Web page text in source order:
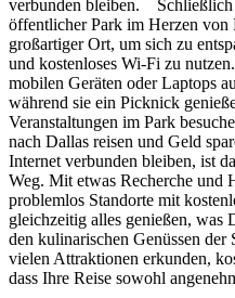
verbunden bleiben. Schließlich
öffentlicher Park im Herzen
großartiger Ort, um sich zu
und kostenloses Wi-Fi zu
mobilen Geräten oder Laptops
während sie ein Picknick
Veranstaltungen im Park
nach Dallas reisen und Geld
Internet verbunden bleiben, ist
Weg. Mit etwas Recherche
problemlos Standorte mit
gleichzeitig alles genießen, was
den kulinarischen Genüssen der
vielen Attraktionen erkunden,
dass Ihre Reise sowohl